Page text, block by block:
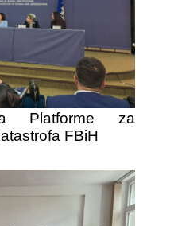
Platforme za
FBiH